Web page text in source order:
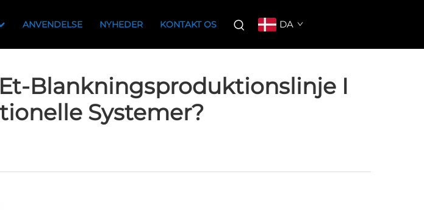
ANVENDELSE NYHEDER KONTAKT OS DA
Blankningsproduktionslinje I
Systemer?